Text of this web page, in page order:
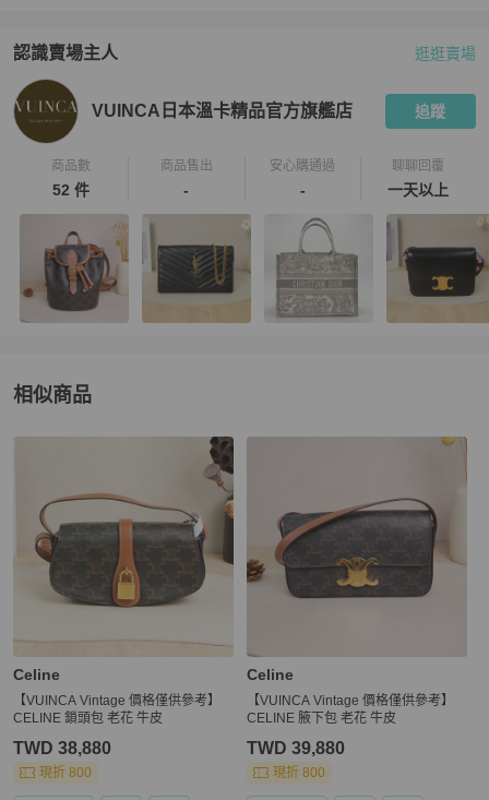
認識賣場主人
PopChill 拍拍圈嚴選賣家 VUINCA日本溫卡精品官方旗艦店 介
逛逛賣場
VUINCA日本溫卡精品官方旗艦店 追蹤
商品數
52 件
商品售出
-
安心購通過
-
聊聊回覆
一天以上
相似商品
更多相似Celine 女包推薦精品
Celine
【VUINCA Vintage 價格僅供參考】
CELINE 鎖頭包 老花 牛皮
TWD 38,880
現折 800
Celine
【VUINCA Vintage 價格僅供參考】
CELINE 腋下包 老花 牛皮
TWD 39,880
現折 800